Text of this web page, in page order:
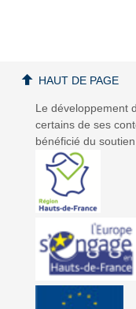
Le développement
certains de ses
bénéficié du
HAUT DE PAGE